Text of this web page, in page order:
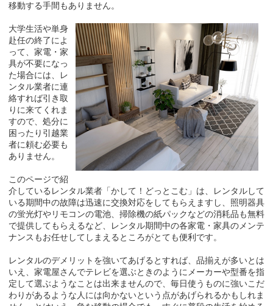
移動する手間もありません。
大学生活や単身
赴任の終了によ
って、家電・家
具が不要になっ
た場合には、レ
ンタル業者に連
絡すれば引き取
りに来てくれま
すので、処分に
困ったり引越業
者に頼む必要も
ありません。
このページで紹
介しているレンタル業者「かして！どっとこむ」は、レンタルして
いる期間中の故障は迅速に交換対応をしてもらえますし、照明器具
の蛍光灯やリモコンの電池、掃除機の紙パックなどの消耗品も無料
で提供してもらえるなど、レンタル期間中の各家電・家具のメンテ
ナンスもお任せしてしまえるところがとても便利です。
レンタルのデメリットを強いてあげるとすれば、品揃えが多いとは
いえ、家電屋さんでテレビを選ぶときのようにメーカーや型番を指
定して選ぶようなことは出来ませんので、毎日使うものに強いこだ
わりがあるような人には向かないという点があげられるかもしれま